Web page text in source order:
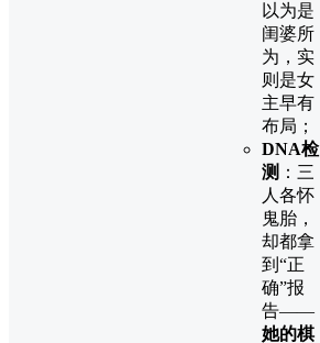
以为是
闺婆所
为，实
则是女
主早有
布局；
DNA检
测 ：三
人各怀
鬼胎，
却都拿
到“正
确”报
告——
她的棋